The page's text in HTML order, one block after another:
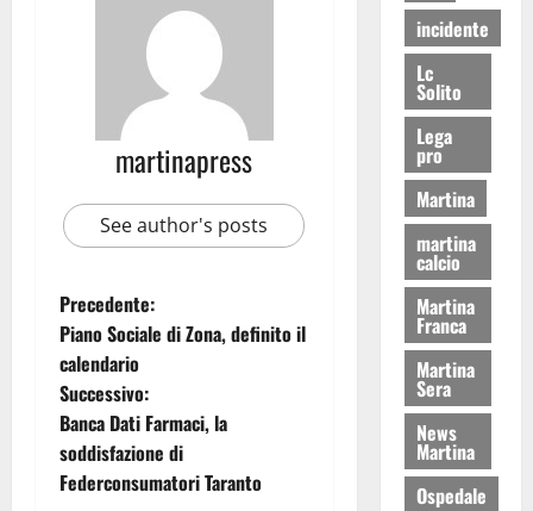
martinapress
See author's posts
Precedente:
Piano Sociale di Zona, definito il
calendario
Successivo:
Banca Dati Farmaci, la
soddisfazione di
Federconsumatori Taranto
incidente
Lc
Solito
Lega
pro
Martina
martina
calcio
Martina
Franca
Martina
Sera
News
Martina
Ospedale